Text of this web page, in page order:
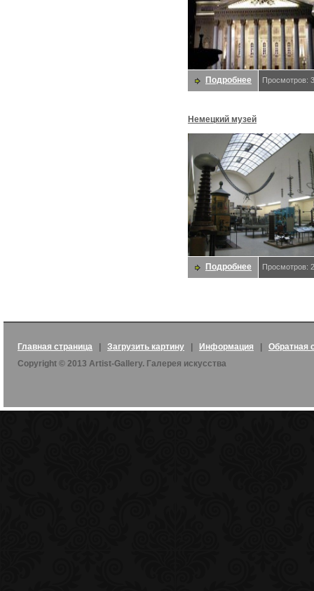
Подробнее Просмотров:
Немецкий музей
Подробнее Просмотров:
Главная страница Загрузить картину Информация
Обратная
Copyright © 2013 Artist-Gallery. Галерея искусства